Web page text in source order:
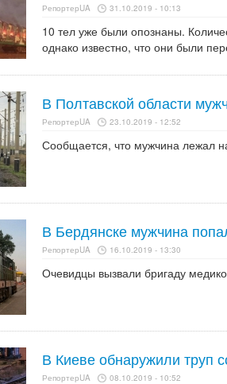
РепортерUA 31.10.2019 - 10:13
10 тел уже были опознаны.
однако известно, что они были
В Полтавской области
РепортерUA 23.10.2019 - 12:52
Сообщается, что мужчина лежал
В Бердянске мужчина
РепортерUA 16.10.2019 - 13:30
Очевидцы вызвали бригаду
В Киеве обнаружили труп
РепортерUA 08.10.2019 - 10:52